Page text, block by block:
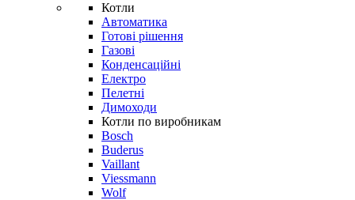
Котли
Автоматика
Готові рішення
Газові
Конденсаційні
Електро
Пелетні
Димоходи
Котли по виробникам
Bosch
Buderus
Vaillant
Viessmann
Wolf